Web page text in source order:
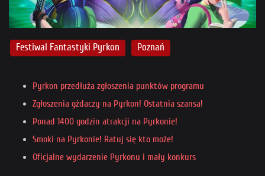
Festiwal Fantastyki Pyrkon Poznań
Pyrkon przedłuża zgłoszenia punktów programu
Zgłoszenia gżdaczy na Pyrkon! Ostatnia szansa!
Ponad 1400 godzin atrakcji na Pyrkonie!
Smoki na Pyrkonie! Ratuj się kto może!
Oficjalne wydarzenie Pyrkonu i mały konkurs